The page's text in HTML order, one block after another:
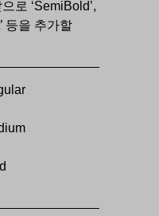
로 ‘SemiBold’,
등을 추가할